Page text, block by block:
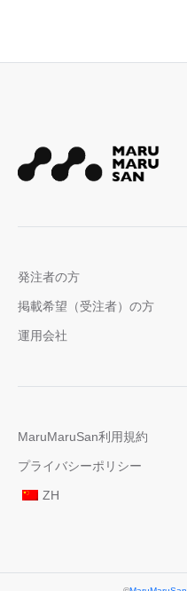
発注者の方
掲載希望（受注者）の方
運用会社
MaruMaruSan利用規約
プライバシーポリシー
ZH